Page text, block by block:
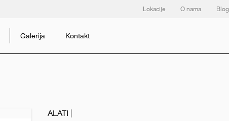
Lokacije O nama Blog
Galerija Kontakt
ALATI